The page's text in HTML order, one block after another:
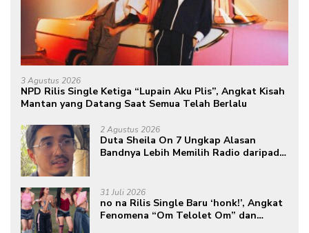
3 Agustus 2026
NPD Rilis Single Ketiga “Lupain Aku Plis”, Angkat Kisah
Mantan yang Datang Saat Semua Telah Berlalu
2 Agustus 2026
Duta Sheila On 7 Ungkap Alasan
Bandnya Lebih Memilih Radio daripada
31 Juli 2026
no na Rilis Single Baru ‘honk!’, Angkat
Fenomena “Om Telolet Om” dan